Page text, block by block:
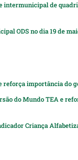
intermunicipal de
ODS no dia 19 de
reforça importância do
do Mundo TEA e
Criança